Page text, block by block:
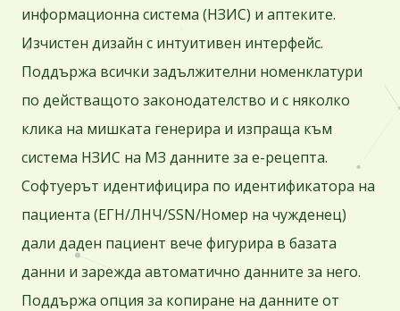
информационна система (НЗИС) и аптеките.
Изчистен дизайн с интуитивен интерфейс.
Поддържа всички задължителни номенклатури
по действащото законодателство и с няколко
клика на мишката генерира и изпраща към
система НЗИС на МЗ данните за е-рецепта.
Софтуерът идентифицира по идентификатора на
пациента (ЕГН/ЛНЧ/SSN/Номер на чужденец)
дали даден пациент вече фигурира в базата
данни и зарежда автоматично данните за него.
Поддържа опция за копиране на данните от